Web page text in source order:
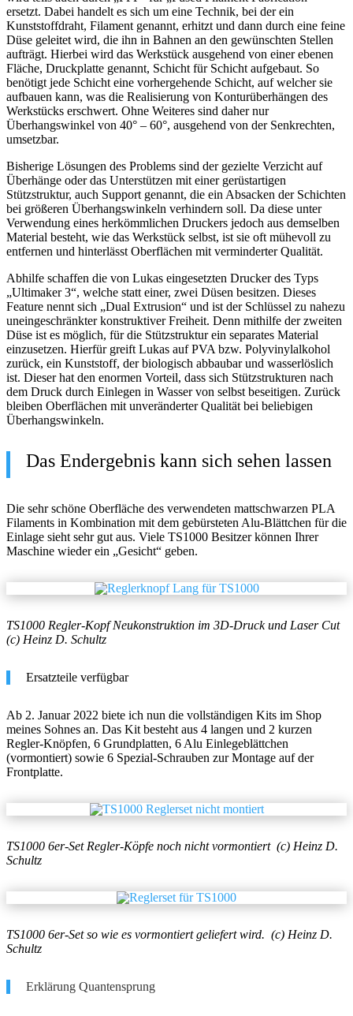
ersetzt. Dabei handelt es sich um eine Technik, bei der ein
Kunststoffdraht, Filament genannt, erhitzt und dann durch eine feine
Düse geleitet wird, die ihn in Bahnen an den gewünschten Stellen
aufträgt. Hierbei wird das Werkstück ausgehend von einer ebenen
Fläche, Druckplatte genannt, Schicht für Schicht aufgebaut. So
benötigt jede Schicht eine vorhergehende Schicht, auf welcher sie
aufbauen kann, was die Realisierung von Konturüberhängen des
Werkstücks erschwert. Ohne Weiteres sind daher nur
Überhangswinkel von 40° – 60°, ausgehend von der Senkrechten,
umsetzbar.
Bisherige Lösungen des Problems sind der gezielte Verzicht auf
Überhänge oder das Unterstützen mit einer gerüstartigen
Stützstruktur, auch Support genannt, die ein Absacken der Schichten
bei größeren Überhangswinkeln verhindern soll. Da diese unter
Verwendung eines herkömmlichen Druckers jedoch aus demselben
Material besteht, wie das Werkstück selbst, ist sie oft mühevoll zu
entfernen und hinterlässt Oberflächen mit verminderter Qualität.
Abhilfe schaffen die von Lukas eingesetzten Drucker des Typs
„Ultimaker 3“, welche statt einer, zwei Düsen besitzen. Dieses
Feature nennt sich „Dual Extrusion“ und ist der Schlüssel zu nahezu
uneingeschränkter konstruktiver Freiheit. Denn mithilfe der zweiten
Düse ist es möglich, für die Stützstruktur ein separates Material
einzusetzen. Hierfür greift Lukas auf PVA bzw. Polyvinylalkohol
zurück, ein Kunststoff, der biologisch abbaubar und wasserlöslich
ist. Dieser hat den enormen Vorteil, dass sich Stützstrukturen nach
dem Druck durch Einlegen in Wasser von selbst beseitigen. Zurück
bleiben Oberflächen mit unveränderter Qualität bei beliebigen
Überhangswinkeln.
Das Endergebnis kann sich sehen lassen
Die sehr schöne Oberfläche des verwendeten mattschwarzen PLA
Filaments in Kombination mit dem gebürsteten Alu-Blättchen für die
Einlage sieht sehr gut aus. Viele TS1000 Besitzer können Ihrer
Maschine wieder ein „Gesicht“ geben.
TS1000 Regler-Kopf Neukonstruktion im 3D-Druck und Laser Cut
(c) Heinz D. Schultz
Ersatzteile verfügbar
Ab 2. Januar 2022 biete ich nun die vollständigen Kits im Shop
meines Sohnes an. Das Kit besteht aus 4 langen und 2 kurzen
Regler-Knöpfen, 6 Grundplatten, 6 Alu Einlegeblättchen
(vormontiert) sowie 6 Spezial-Schrauben zur Montage auf der
Frontplatte.
TS1000 6er-Set Regler-Köpfe noch nicht vormontiert (c) Heinz D.
Schultz
TS1000 6er-Set so wie es vormontiert geliefert wird. (c) Heinz D.
Schultz
Erklärung Quantensprung